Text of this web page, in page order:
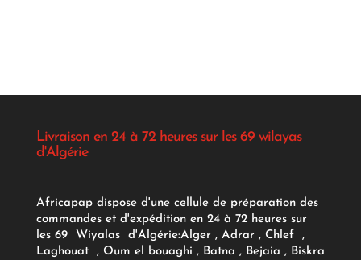
Livraison en 24 à 72 heures sur les 69 wilayas
d'Algérie
Africapap dispose d'une cellule de préparation des
commandes et d'expédition en 24 à 72 heures sur
les 69 Wiyalas d'Algérie:Alger , Adrar, Chlef ,
Laghouat , Oum el bouaghi , Batna , Bejaia , Biskra